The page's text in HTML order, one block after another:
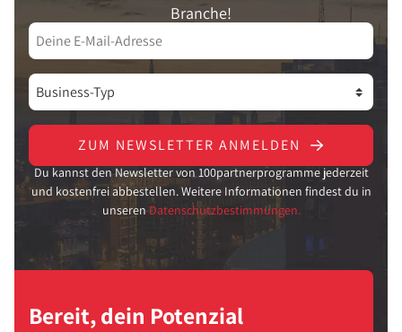
Branche!
ZUM NEWSLETTER ANMELDEN
Du kannst den Newsletter von 100partnerprogramme jederzeit
und kostenfrei abbestellen. Weitere Informationen findest du in
unseren Datenschutzbestimmungen.
Bereit, dein Potenzial